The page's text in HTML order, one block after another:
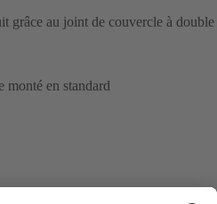
grâce au joint de couvercle à double
monté en standard